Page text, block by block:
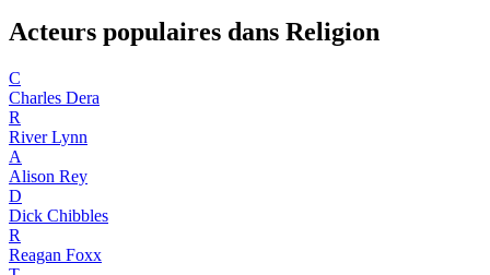
Acteurs populaires dans Religion
C
Charles Dera
R
River Lynn
A
Alison Rey
D
Dick Chibbles
R
Reagan Foxx